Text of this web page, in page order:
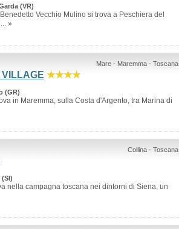
(VR)
Vecchio Mulino si trova a Peschiera del
»
Mare - Maremma - Toscana
★★★★
(GR)
in Maremma, sulla Costa d'Argento, tra Marina di
Collina - Toscana
nella campagna toscana nei dintorni di Siena, un